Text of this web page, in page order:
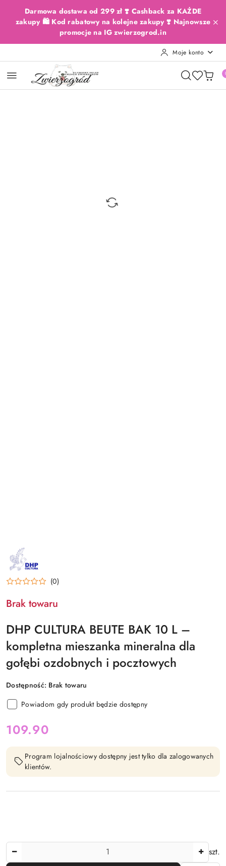
Przejdź do treści głównej
Przejdź do wyszukiwarki
Przejdź do moje konto
Przejdź do menu głównego
Przejdź do opisu produktu
Przejdź do stopki
Darmowa dostawa od 299 zł ❣️ Cashback za KAŻDE
zakupy 🛍️ Kod rabatowy na kolejne zakupy ❣️ Najnowsze
promocje na IG zwierzogrod.in
Moje konto
NAZWA
PRODUCENTA:
DHP
CULTURA
(0)
Brak towaru
DHP CULTURA BEUTE BAK 10 L –
kompletna mieszanka mineralna dla
gołębi ozdobnych i pocztowych
Dostępność: Brak towaru
Powiadom gdy produkt będzie dostępny
cena:
109.90
Program lojalnościowy dostępny jest tylko dla zalogowanych
klientów.
szt.